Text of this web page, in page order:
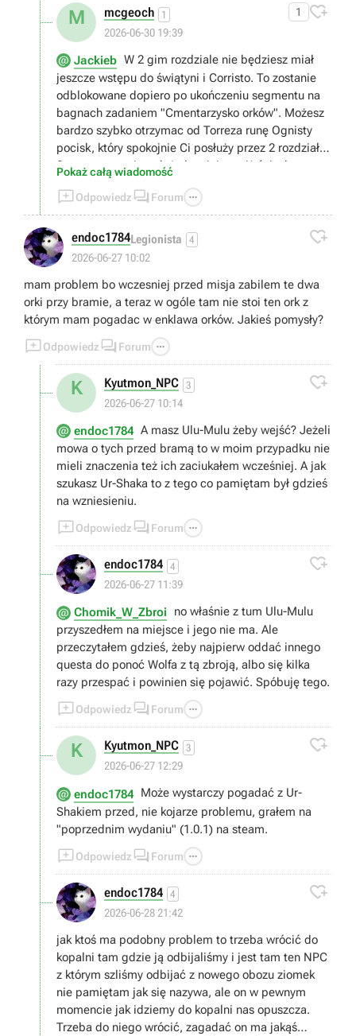
M mcgeoch 1
2026-06-30 19:39
1 
Jackieb W 2 gim rozdziale nie będziesz miał
jeszcze wstępu do świątyni i Corristo. To zostanie
odblokowane dopiero po ukończeniu segmentu na
bagnach zadaniem "Cmentarzysko orków". Możesz
bardzo szybko otrzymac od Torreza runę Ognisty
pocisk, który spokojnie Ci posłuży przez 2 rozdziały.
Start z tą runą jest dużo łatwiejszy niż ściezka
wojownika, bo czyścisz wszystko z dystansu.
Pokaż całą wiadomość
Odpowiedz  Forum 
endoc1784Legionista 4
2026-06-27 10:02

mam problem bo wczesniej przed misja zabilem te dwa
orki przy bramie, a teraz w ogóle tam nie stoi ten ork z
którym mam pogadac w enklawa orków. Jakieś pomysły?
Odpowiedz  Forum 
K Kyutmon_NPC 3
2026-06-27 10:14

endoc1784 A masz Ulu-Mulu żeby wejść? Jeżeli
mowa o tych przed bramą to w moim przypadku nie
mieli znaczenia też ich zaciukałem wcześniej. A jak
szukasz Ur-Shaka to z tego co pamiętam był gdzieś
na wzniesieniu.
Odpowiedz  Forum 
endoc1784 4
2026-06-27 11:39

Chomik_W_Zbroi
no właśnie z tum Ulu-Mulu
przyszedłem na miejsce i jego nie ma. Ale
przeczytałem gdzieś, żeby najpierw oddać innego
questa do ponoć Wolfa z tą zbroją, albo się kilka
razy przespać i powinien się pojawić. Spóbuję tego.
Odpowiedz  Forum 
K Kyutmon_NPC 3
2026-06-27 12:29

endoc1784 Może wystarczy pogadać z Ur-
Shakiem przed, nie kojarze problemu, grałem na
"poprzednim wydaniu" (1.0.1) na steam.
Odpowiedz  Forum 
endoc1784 4
2026-06-28 21:42

jak ktoś ma podobny problem to trzeba wrócić do
kopalni tam gdzie ją odbijaliśmy i jest tam ten NPC
z którym szliśmy odbijać z nowego obozu ziomek
nie pamiętam jak się nazywa, ale on w pewnym
momencie jak idziemy do kopalni nas opuszcza.
Trzeba do niego wrócić, zagadać on ma jakąś